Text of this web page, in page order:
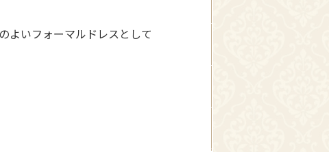
よいフォーマルドレスとして